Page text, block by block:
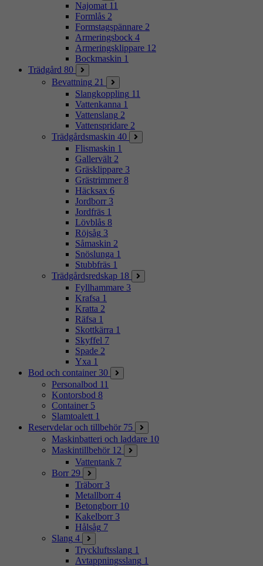
Najomat 11
Formlås 2
Formstagspännare 2
Armeringsbock 4
Armeringsklippare 12
Bockmaskin 1
Trädgård 80
Bevattning 21
Slangkoppling 11
Vattenkanna 1
Vattenslang 2
Vattenspridare 2
Trädgårdsmaskin 40
Flismaskin 1
Gallervält 2
Gräsklippare 3
Grästrimmer 8
Häcksax 6
Jordborr 3
Jordfräs 1
Lövblås 8
Röjsåg 3
Såmaskin 2
Snöslunga 1
Stubbfräs 1
Trädgårdsredskap 18
Fyllhammare 3
Krafsa 1
Kratta 2
Räfsa 1
Skottkärra 1
Skyffel 7
Spade 2
Yxa 1
Bod och container 30
Personalbod 11
Kontorsbod 8
Container 5
Slamtoalett 1
Reservdelar och tillbehör 75
Maskinbatteri och laddare 10
Maskintillbehör 12
Vattentank 7
Borr 29
Träborr 3
Metallborr 4
Betongborr 10
Kakelborr 3
Hålsåg 7
Slang 4
Tryckluftsslang 1
Avtappningsslang 1